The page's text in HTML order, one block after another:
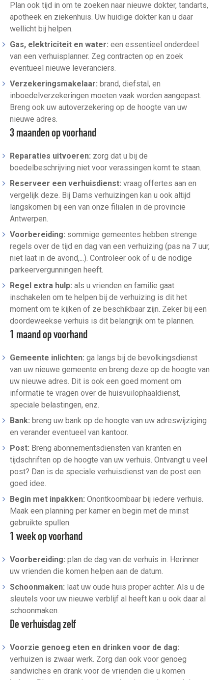
Plan ook tijd in om te zoeken naar nieuwe dokter, tandarts,
apotheek en ziekenhuis. Uw huidige dokter kan u daar
wellicht bij helpen.
Gas, elektriciteit en water: een essentieel onderdeel
van een verhuisplanner. Zeg contracten op en zoek
eventueel nieuwe leveranciers.
Verzekeringsmakelaar: brand, diefstal, en
inboedelverzekeringen moeten vaak worden aangepast.
Breng ook uw autoverzekering op de hoogte van uw
nieuwe adres.
3 maanden op voorhand
Reparaties uitvoeren: zorg dat u bij de
boedelbeschrijving niet voor verassingen komt te staan.
Reserveer een verhuisdienst: vraag offertes aan en
vergelijk deze. Bij Dams verhuizingen kan u ook altijd
langskomen bij een van onze filialen in de provincie
Antwerpen.
Voorbereiding: sommige gemeentes hebben strenge
regels over de tijd en dag van een verhuizing (pas na 7 uur,
niet laat in de avond,...). Controleer ook of u de nodige
parkeervergunningen heeft.
Regel extra hulp: als u vrienden en familie gaat
inschakelen om te helpen bij de verhuizing is dit het
moment om te kijken of ze beschikbaar zijn. Zeker bij een
doordeweekse verhuis is dit belangrijk om te plannen.
1 maand op voorhand
Gemeente inlichten: ga langs bij de bevolkingsdienst
van uw nieuwe gemeente en breng deze op de hoogte van
uw nieuwe adres. Dit is ook een goed moment om
informatie te vragen over de huisvuilophaaldienst,
speciale belastingen, enz.
Bank: breng uw bank op de hoogte van uw adreswijziging
en verander eventueel van kantoor.
Post: Breng abonnementsdiensten van kranten en
tijdschriften op de hoogte van uw verhuis. Ontvangt u veel
post? Dan is de speciale verhuisdienst van de post een
goed idee.
Begin met inpakken: Onontkoombaar bij iedere verhuis.
Maak een planning per kamer en begin met de minst
gebruikte spullen.
1 week op voorhand
Voorbereiding: plan de dag van de verhuis in. Herinner
uw vrienden die komen helpen aan de datum.
Schoonmaken: laat uw oude huis proper achter. Als u de
sleutels voor uw nieuwe verblijf al heeft kan u ook daar al
schoonmaken.
De verhuisdag zelf
Voorzie genoeg eten en drinken voor de dag:
verhuizen is zwaar werk. Zorg dan ook voor genoeg
sandwiches en drank voor de vrienden die u komen